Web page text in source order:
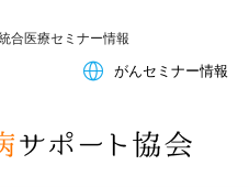
合医療セミナー情報
がんセミナー情報